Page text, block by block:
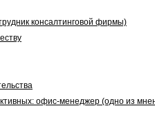
консалтинговой фирмы)
офис-менеджер (одно из